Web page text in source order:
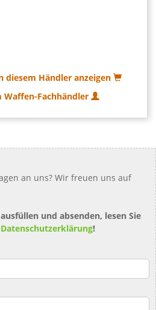
diesem Händler anzeigen
Waffen-Fachhändler
an uns? Wir freuen uns auf
und absenden, lesen Sie
Datenschutzerklärung!